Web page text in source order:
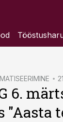
6.
"Aasta